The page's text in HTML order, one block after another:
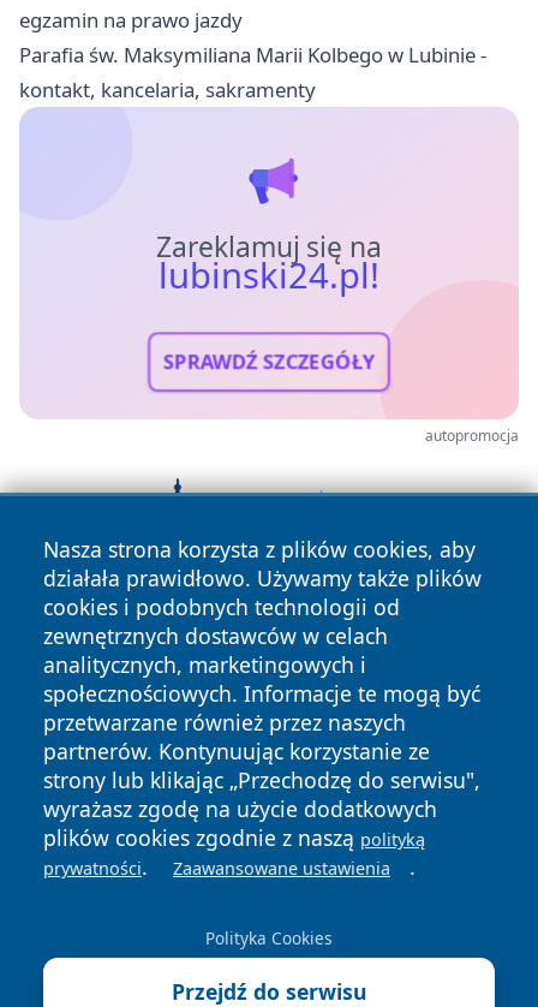
egzamin na prawo jazdy
Parafia św. Maksymiliana Marii Kolbego w Lubinie -
kontakt, kancelaria, sakramenty
Zareklamuj się na
lubinski24.pl!
SPRAWDŹ SZCZEGÓŁY
autopromocja
Nasza strona korzysta z plików cookies, aby
działała prawidłowo. Używamy także plików
cookies i podobnych technologii od
zewnętrznych dostawców w celach
analitycznych, marketingowych i
społecznościowych. Informacje te mogą być
przetwarzane również przez naszych
partnerów. Kontynuując korzystanie ze
strony lub klikając „Przechodzę do serwisu",
wyrażasz zgodę na użycie dodatkowych
plików cookies zgodnie z naszą polityką
prywatności. Zaawansowane ustawienia .
Polityka Cookies
Przejdź do serwisu
Copyright © 2026 lubinski24.pl Wszystkie prawa zastrzeżone.
Polityka
Prywatności
Polityka